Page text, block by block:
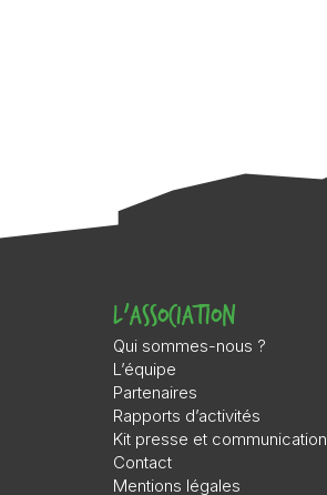
L’association
Qui sommes-nous ?
L’équipe
Partenaires
Rapports d’activités
Kit presse et communication
Contact
Mentions légales